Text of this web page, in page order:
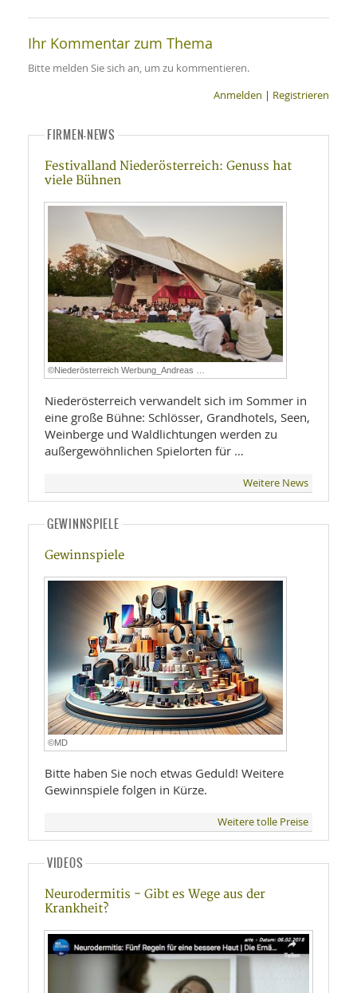
Ihr Kommentar zum Thema
Bitte melden Sie sich an, um zu kommentieren.
Anmelden | Registrieren
FIRMEN-NEWS
Festivalland Niederösterreich: Genuss hat
viele Bühnen
©Niederösterreich Werbung_Andreas …
Niederösterreich verwandelt sich im Sommer in
eine große Bühne: Schlösser, Grandhotels, Seen,
Weinberge und Waldlichtungen werden zu
außergewöhnlichen Spielorten für …
Weitere News
GEWINNSPIELE
Gewinnspiele
©MD
Bitte haben Sie noch etwas Geduld! Weitere
Gewinnspiele folgen in Kürze.
Weitere tolle Preise
VIDEOS
Neurodermitis - Gibt es Wege aus der
Krankheit?